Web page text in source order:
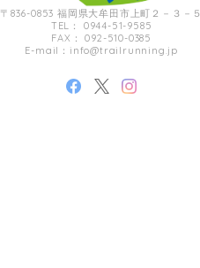
〒836-0853 福岡県大牟田市上町２－３－
TEL： 0944-51-9585
FAX： 092-510-0385
E-mail： info@trailrunning.jp